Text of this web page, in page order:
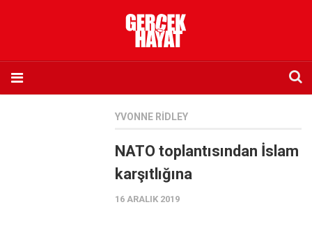
Abone olmak istiyorum
YVONNE RIDLEY
NATO toplantısından İslam
karşıtlığına
16 ARALIK 2019